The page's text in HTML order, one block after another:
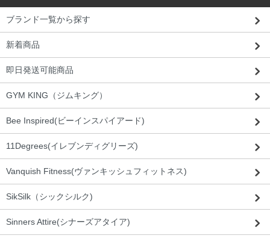
ブランド一覧から探す
新着商品
即日発送可能商品
GYM KING（ジムキング）
Bee Inspired(ビーインスパイアード)
11Degrees(イレブンディグリーズ)
Vanquish Fitness(ヴァンキッシュフィットネス)
SikSilk（シックシルク)
Sinners Attire(シナーズアタイア)